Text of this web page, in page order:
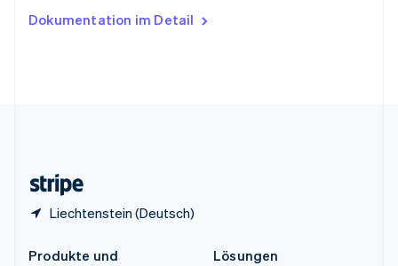
Dokumentation im Detail
Liechtenstein (Deutsch)
English
Produkte und
Lösungen